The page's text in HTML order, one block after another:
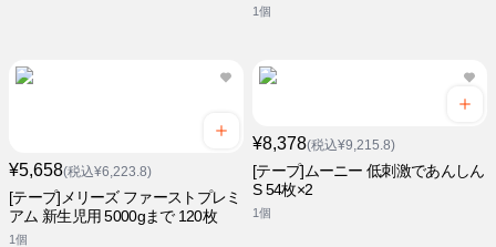
1個
¥5,658(税込¥6,223.8)
[テープ]メリーズ ファーストプレミ
アム 新生児用 5000gまで 120枚
1個
¥8,378(税込¥9,215.8)
[テープ]ムーニー 低刺激であんしん
S 54枚×2
1個